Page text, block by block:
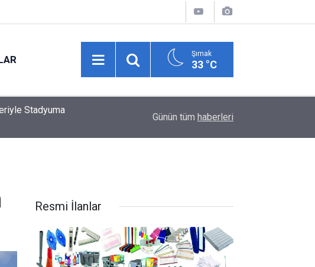
Şırnak
33 °C
Stadyuma
GSM şebekesi çekmeyince, telsiz sistemiyle
Günün tüm haberleri
Resmi İlanlar